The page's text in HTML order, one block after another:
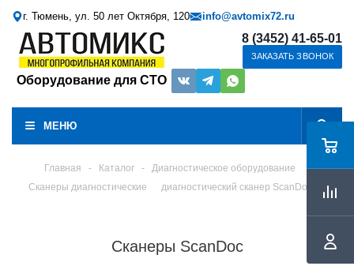
г. Тюмень, ул. 50 лет Октября, 120 info@avtomix72.ru
Оборудование для СТО
8 (3452) 41-65-01
ЗАКАЗАТЬ ЗВОНОК
МЕНЮ
Главная - Каталог -
Диагностическое оборудование
Сканеры диагностические
диагностический сканер ScanDoc
Сканеры ScanDoc